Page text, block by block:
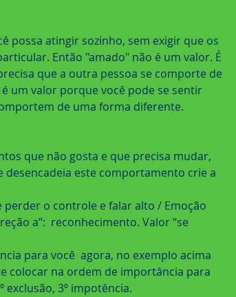
possa atingir sozinho, sem exigir que os
Então "amado" não é um valor. É
que a outra pessoa se comporte de
um valor porque você pode se sentir
de uma forma diferente.
que não gosta e que precisa mudar,
desencadeia este comportamento crie a
o controle e falar alto / Emoção
a”:  reconhecimento. Valor “se
para você  agora, no exemplo acima
colocar na ordem de importância para
exclusão, 3º impotência.